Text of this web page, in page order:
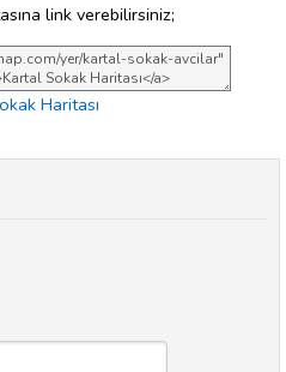
link verebilirsiniz;
Haritası